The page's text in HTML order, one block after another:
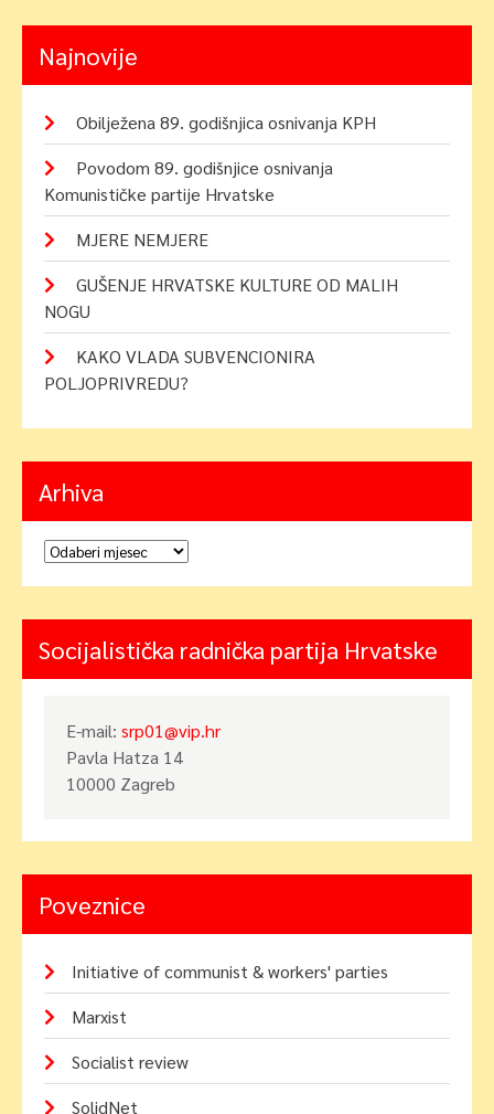
Najnovije
Obilježena 89. godišnjica osnivanja KPH
Povodom 89. godišnjice osnivanja
Komunističke partije Hrvatske
MJERE NEMJERE
GUŠENJE HRVATSKE KULTURE OD MALIH
NOGU
KAKO VLADA SUBVENCIONIRA
POLJOPRIVREDU?
Arhiva
Arhiva
Socijalistička radnička partija Hrvatske
E-mail: srp01@vip.hr
Pavla Hatza 14
10000 Zagreb
Poveznice
Initiative of communist & workers' parties
Marxist
Socialist review
SolidNet